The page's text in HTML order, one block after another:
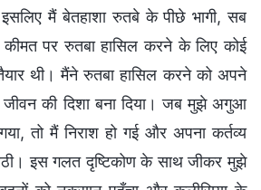
मैं बेतहाशा रुतबे के पीछे भागी, सब
पर रुतबा हासिल करने के लिए कोई
थी। मैंने रुतबा हासिल करने को अपने
की दिशा बना दिया। जब मुझे अगुआ
तो मैं निराश हो गई और अपना कर्तव्य
इस गलत दृष्टिकोण के साथ जीकर मुझे